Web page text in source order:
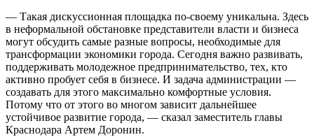
— Такая дискуссионная площадка по-своему уникальна. Здесь
в неформальной обстановке представители власти и бизнеса
могут обсудить самые разные вопросы, необходимые для
трансформации экономики города. Сегодня важно развивать,
поддерживать молодежное предпринимательство, тех, кто
активно пробует себя в бизнесе. И задача администрации —
создавать для этого максимально комфортные условия.
Потому что от этого во многом зависит дальнейшее
устойчивое развитие города, — сказал заместитель главы
Краснодара Артем Доронин.